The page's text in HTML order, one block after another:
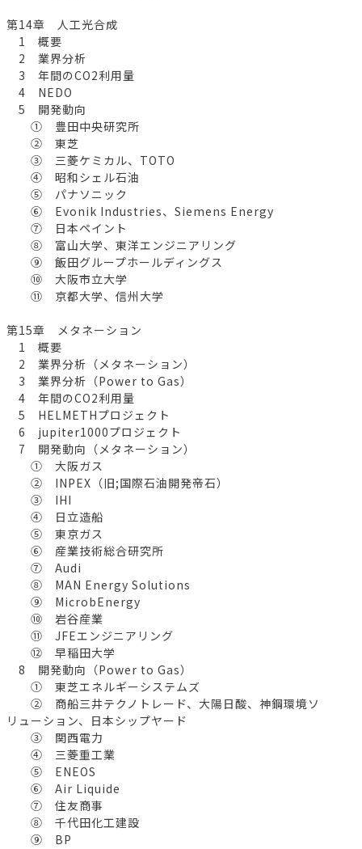
第14章 人工光合成
1 概要
2 業界分析
3 年間のCO2利用量
4 NEDO
5 開発動向
① 豊田中央研究所
② 東芝
③ 三菱ケミカル、TOTO
④ 昭和シェル石油
⑤ パナソニック
⑥ Evonik Industries、Siemens Energy
⑦ 日本ペイント
⑧ 富山大学、東洋エンジニアリング
⑨ 飯田グループホールディングス
⑩ 大阪市立大学
⑪ 京都大学、信州大学
第15章 メタネーション
1 概要
2 業界分析（メタネーション）
3 業界分析（Power to Gas）
4 年間のCO2利用量
5 HELMETHプロジェクト
6 jupiter1000プロジェクト
7 開発動向（メタネーション）
① 大阪ガス
② INPEX（旧;国際石油開発帝石）
③ IHI
④ 日立造船
⑤ 東京ガス
⑥ 産業技術総合研究所
⑦ Audi
⑧ MAN Energy Solutions
⑨ MicrobEnergy
⑩ 岩谷産業
⑪ JFEエンジニアリング
⑫ 早稲田大学
8 開発動向（Power to Gas）
① 東芝エネルギーシステムズ
② 商船三井テクノトレード、大陽日酸、神鋼環境ソ
リューション、日本シップヤード
③ 関西電力
④ 三菱重工業
⑤ ENEOS
⑥ Air Liquide
⑦ 住友商事
⑧ 千代田化工建設
⑨ BP